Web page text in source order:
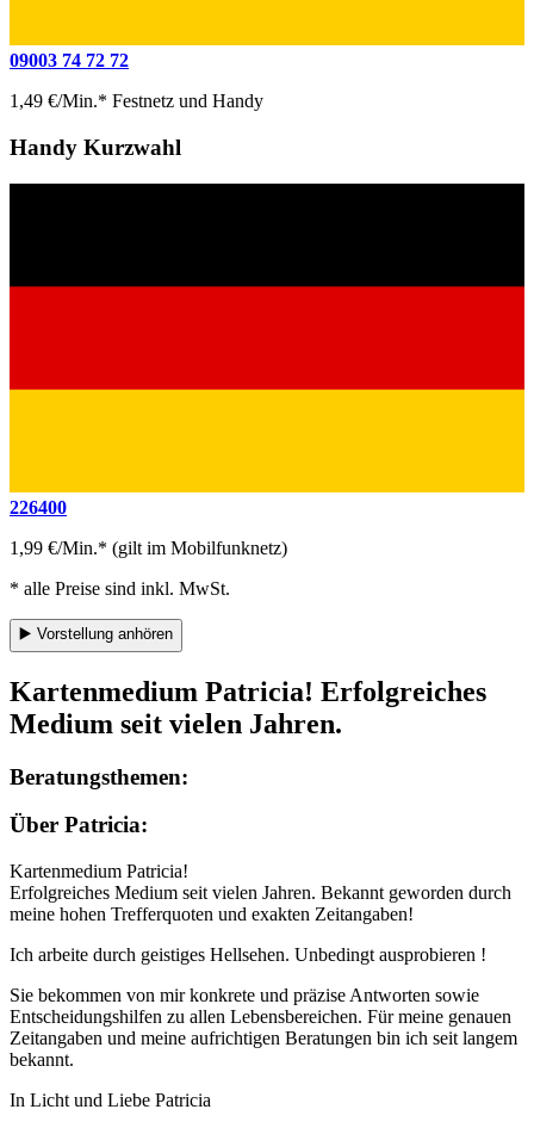
09003 74 72 72
1,49 €/Min.* Festnetz und Handy
Handy Kurzwahl
226400
1,99 €/Min.* (gilt im Mobilfunknetz)
* alle Preise sind inkl. MwSt.
▶️ Vorstellung anhören
Kartenmedium Patricia! Erfolgreiches
Medium seit vielen Jahren.
Beratungsthemen:
Über Patricia:
Kartenmedium Patricia!
Erfolgreiches Medium seit vielen Jahren. Bekannt geworden durch
meine hohen Trefferquoten und exakten Zeitangaben!
Ich arbeite durch geistiges Hellsehen. Unbedingt ausprobieren !
Sie bekommen von mir konkrete und präzise Antworten sowie
Entscheidungshilfen zu allen Lebensbereichen. Für meine genauen
Zeitangaben und meine aufrichtigen Beratungen bin ich seit langem
bekannt.
In Licht und Liebe Patricia